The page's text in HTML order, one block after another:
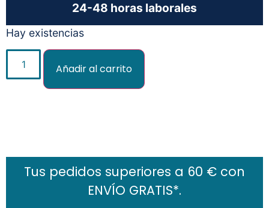
24-48 horas laborales
Hay existencias
Añadir al carrito
Tus pedidos superiores a 60 € con
ENVÍO GRATIS*.